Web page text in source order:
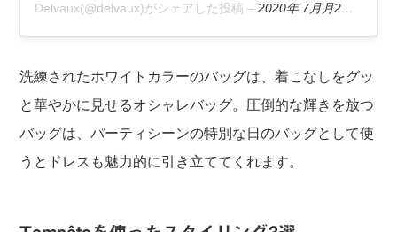
Delvaux(@delvaux)がシェアした投稿 –2020年 7月月2日午前8時24分PDT
洗練されたホワイトカラーのバッグは、着こなしをグッ
と華やかに見せるオシャレバッグ。圧倒的な輝きを放つ
バッグは、パーティシーンの特別な日のバッグとして使
うとドレスも魅力的に引き立ててくれます。